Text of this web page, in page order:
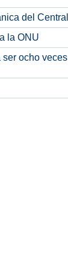
del Central
la ONU
ocho veces